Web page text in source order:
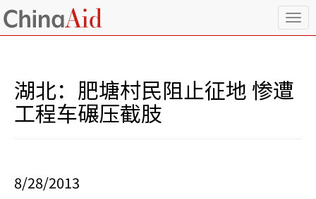
T
o
n
湖北：肥塘村民阻止征地 惨遭
工程车碾压截肢
8/28/2013